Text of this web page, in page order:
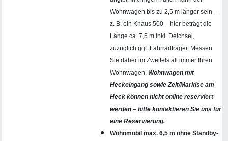
Wohnwagen bis zu 2,5 m länger sein –
z. B. ein Knaus 500 – hier beträgt die
Länge ca. 7,5 m inkl. Deichsel,
zuzüglich ggf. Fahrradträger. Messen
Sie daher im Zweifelsfall immer Ihren
Wohnwagen. Wohnwagen mit
Heckeingang sowie Zelt/Markise am
Heck können nicht online reserviert
werden – bitte kontaktieren Sie uns für
eine Reservierung.
Wohnmobil max. 6,5 m ohne Standby-